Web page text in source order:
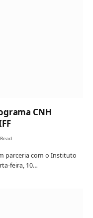
CNH
parceria com o Instituto
feira, 10…